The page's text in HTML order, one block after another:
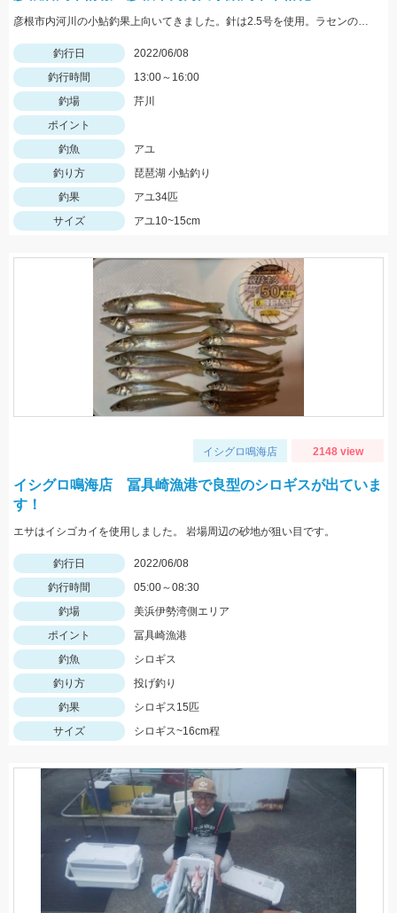
彦根市内河川の小鮎釣果上向いてきました。針は2.5号を使用。ラセンの重さは0.8号を使用。エサはマルキューの特選小鮎まきえと鮎乱舞を混ぜて使用。
釣行日
2022/06/08
釣行時間
13:00～16:00
釣場
芹川
ポイント
釣魚
アユ
釣り方
琵琶湖 小鮎釣り
釣果
アユ34匹
サイズ
アユ10~15cm
イシグロ鳴海店 2148 view
イシグロ鳴海店 冨具崎漁港で良型のシロギスが出ていま
す！
エサはイシゴカイを使用しました。 岩場周辺の砂地が狙い目です。
釣行日
2022/06/08
釣行時間
05:00～08:30
釣場
美浜伊勢湾側エリア
ポイント
冨具崎漁港
釣魚
シロギス
釣り方
投げ釣り
釣果
シロギス15匹
サイズ
シロギス~16cm程